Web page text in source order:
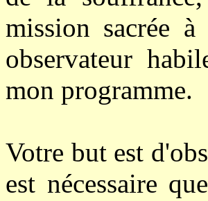
mission sacrée
observateur
mon programme.
Votre but est
est nécessaire